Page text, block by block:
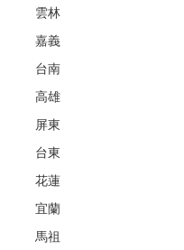
雲林
嘉義
台南
高雄
屏東
台東
花蓮
宜蘭
馬祖